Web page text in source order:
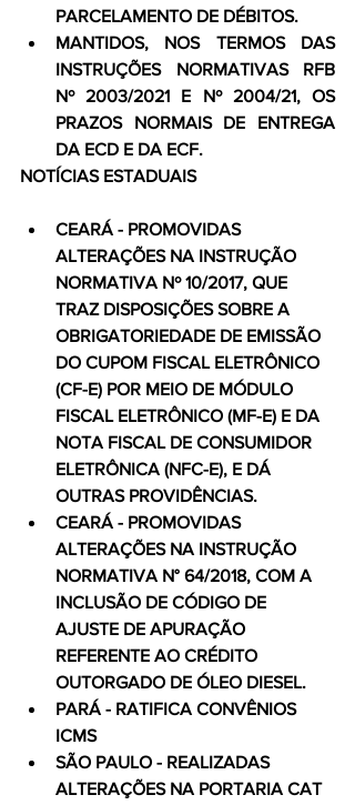
PARCELAMENTO DE DÉBITOS.
MANTIDOS, NOS TERMOS DAS
INSTRUÇÕES NORMATIVAS RFB
Nº 2003/2021 E Nº 2004/21, OS
PRAZOS NORMAIS DE ENTREGA
DA ECD E DA ECF.
NOTÍCIAS ESTADUAIS
CEARÁ - PROMOVIDAS
ALTERAÇÕES NA INSTRUÇÃO
NORMATIVA Nº 10/2017, QUE
TRAZ DISPOSIÇÕES SOBRE A
OBRIGATORIEDADE DE EMISSÃO
DO CUPOM FISCAL ELETRÔNICO
(CF-E) POR MEIO DE MÓDULO
FISCAL ELETRÔNICO (MF-E) E DA
NOTA FISCAL DE CONSUMIDOR
ELETRÔNICA (NFC-E), E DÁ
OUTRAS PROVIDÊNCIAS.
CEARÁ - PROMOVIDAS
ALTERAÇÕES NA INSTRUÇÃO
NORMATIVA N° 64/2018, COM A
INCLUSÃO DE CÓDIGO DE
AJUSTE DE APURAÇÃO
REFERENTE AO CRÉDITO
OUTORGADO DE ÓLEO DIESEL.
PARÁ - RATIFICA CONVÊNIOS
ICMS
SÃO PAULO - REALIZADAS
ALTERAÇÕES NA PORTARIA CAT